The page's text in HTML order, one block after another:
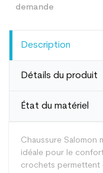
Description
Détails du produit
État du matériel
Chaussure Salomon
idéale pour le
crochets permettent